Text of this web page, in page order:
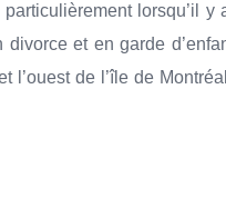
lorsqu’il
divorce et en garde
l’ouest de l’île de